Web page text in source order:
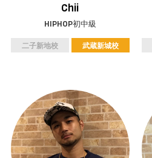
Chii
HIPHOP初中級
二子新地校 武蔵新城校